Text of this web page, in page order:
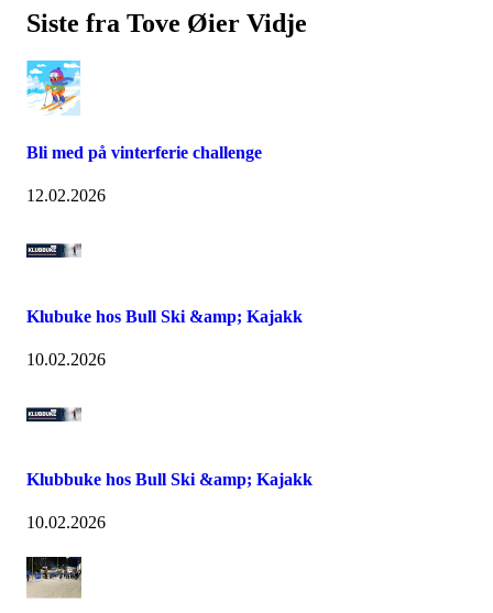
Siste fra Tove Øier Vidje
Bli med på vinterferie challenge
12.02.2026
Klubuke hos Bull Ski &amp; Kajakk
10.02.2026
Klubbuke hos Bull Ski &amp; Kajakk
10.02.2026